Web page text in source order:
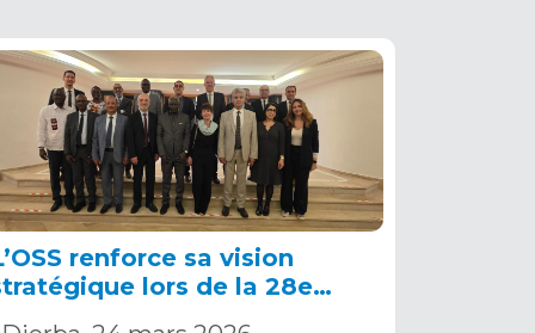
renforce sa vision
lors de la 28e